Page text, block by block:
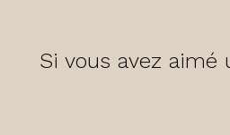
Si vous avez aimé